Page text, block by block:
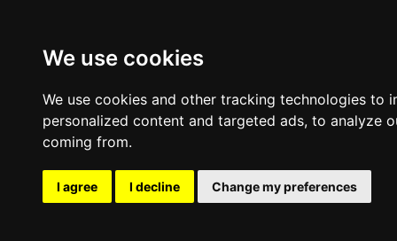
We use cookies
We use cookies and other tracking technologies
personalized content and targeted ads, to analyze
coming from.
I agree I decline Change my preferences